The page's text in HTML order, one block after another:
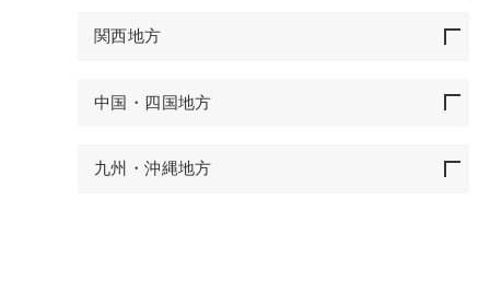
関西地方
中国・四国地方
九州・沖縄地方